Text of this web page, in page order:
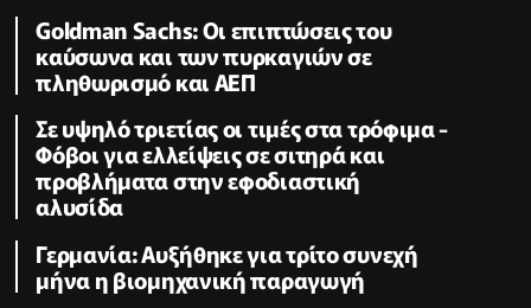
Goldman Sachs: Οι επιπτώσεις του
καύσωνα και των πυρκαγιών σε
πληθωρισμό και ΑΕΠ
Σε υψηλό τριετίας οι τιμές στα τρόφιμα -
Φόβοι για ελλείψεις σε σιτηρά και
προβλήματα στην εφοδιαστική
αλυσίδα
Γερμανία: Αυξήθηκε για τρίτο συνεχή
μήνα η βιομηχανική παραγωγή